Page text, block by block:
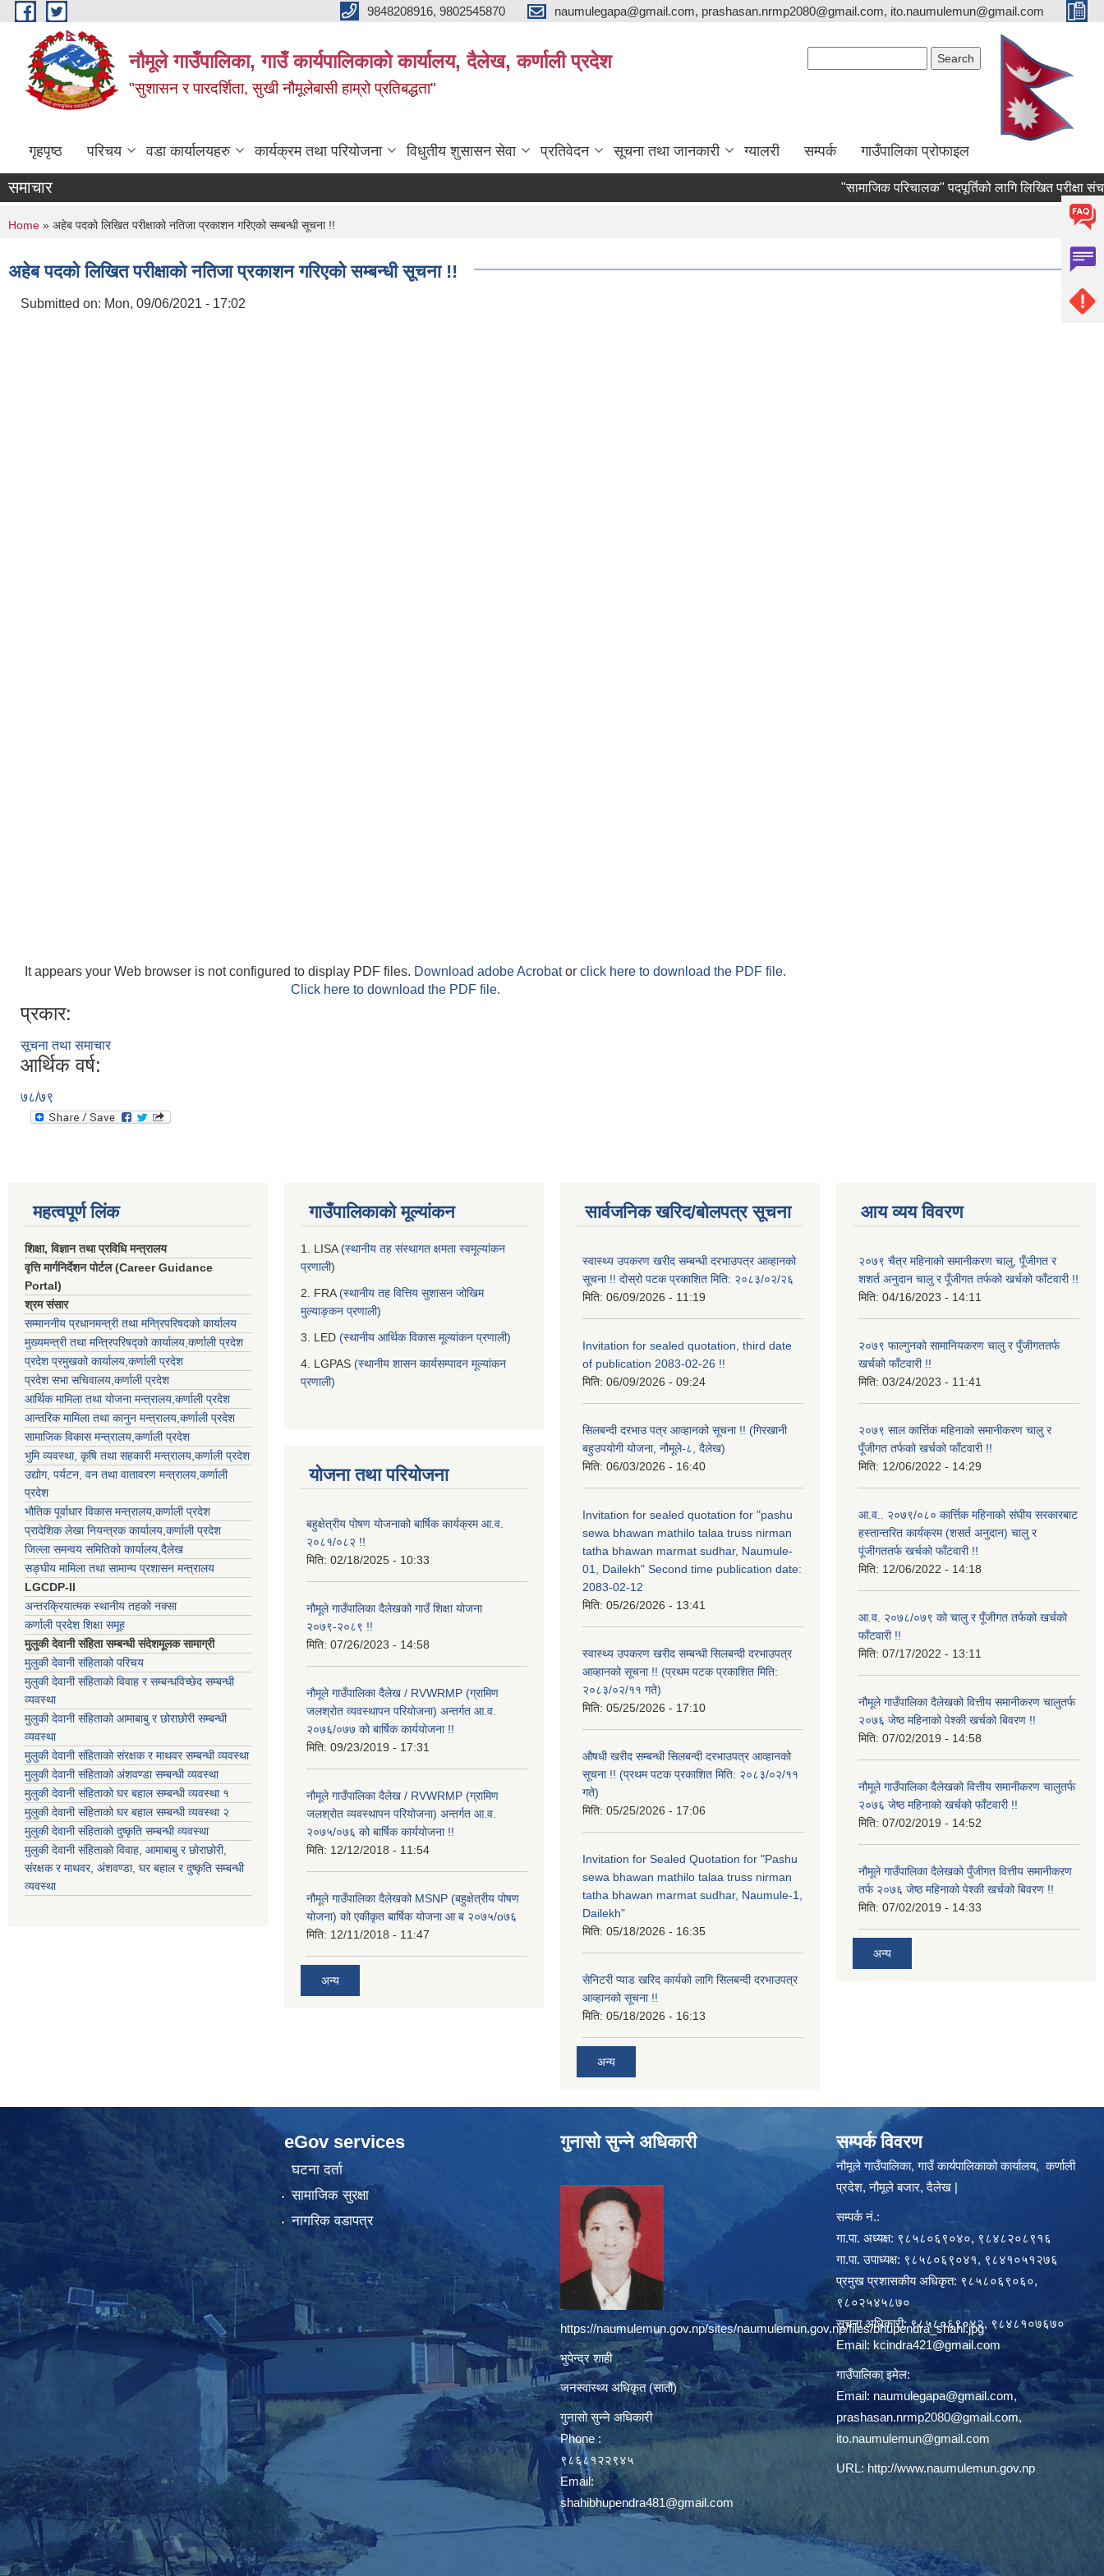
Skip to main content 9848208916, 9802545870 naumulegapa@gmail.com, prashasan.nrmp2080@gmail.com, ito.naumulemun@gmail.com
नौमूले गाउँपालिका, गाउँ कार्यपालिकाको कार्यालय, दैलेख, कर्णाली प्रदेश
"सुशासन र पारदर्शिता, सुखी नौमूलेबासी हाम्रो प्रतिबद्धता"
गृहपृष्ठ परिचय वडा कार्यालयहरु कार्यक्रम तथा परियोजना विधुतीय शुसासन सेवा प्रतिवेदन सूचना तथा जानकारी ग्यालरी सम्पर्क गाउँपालिका प्रोफाइल
समाचार "सामाजिक परिचालक" पदपूर्तिको लागि लिखित परीक्षा संचालन
You are here
Home » अहेब पदको लिखित परीक्षाको नतिजा प्रकाशन गरिएको सम्बन्धी सूचना !!
अहेब पदको लिखित परीक्षाको नतिजा प्रकाशन गरिएको सम्बन्धी सूचना !!
Submitted on: Mon, 09/06/2021 - 17:02
It appears your Web browser is not configured to display PDF files. Download adobe Acrobator click here to download the PDF file.
Click here to download the PDF file.
प्रकार:
सूचना तथा समाचार
आर्थिक वर्ष:
७८/७९
महत्वपूर्ण लिंक
शिक्षा, विज्ञान तथा प्रविधि मन्त्रालय
वृत्ति मार्गनिर्देशन पोर्टल (Career Guidance
Portal)
श्रम संसार
सम्माननीय प्रधानमन्त्री तथा मन्त्रिपरिषद‌को कार्यालय
मुख्यमन्त्री तथा मन्त्रिपरिषद्को कार्यालय,कर्णाली प्रदेश
प्रदेश प्रमुखको कार्यालय,कर्णाली प्रदेश
प्रदेश सभा सचिवालय,कर्णाली प्रदेश
आर्थिक मामिला तथा योजना मन्त्रालय,कर्णाली प्रदेश
आन्तरिक मामिला तथा कानुन मन्त्रालय,कर्णाली प्रदेश
सामाजिक विकास मन्त्रालय,कर्णाली प्रदेश
भुमि व्यवस्था, कृषि तथा सहकारी मन्त्रालय,कर्णाली प्रदेश
उद्योग, पर्यटन, वन तथा वातावरण मन्त्रालय,कर्णाली
प्रदेश
भौतिक पूर्वाधार विकास मन्त्रालय,कर्णाली प्रदेश
प्रादेशिक लेखा नियन्त्रक कार्यालय,कर्णाली प्रदेश
जिल्ला समन्वय समितिको कार्यालय,दैलेख
सङ्घीय मामिला तथा सामान्य प्रशासन मन्त्रालय
LGCDP-II
अन्तरक्रियात्मक स्थानीय तहको नक्सा
कर्णाली प्रदेश शिक्षा समूह
मुलुकी देवानी संहिता सम्बन्धी संदेशमूलक सामाग्री
मुलुकी देवानी संहिताको परिचय
मुलुकी देवानी संहिताको विवाह र सम्बन्धविच्छेद सम्बन्धी
व्यवस्था
मुलुकी देवानी संहिताको आमाबाबु र छोराछोरी सम्बन्धी
व्यवस्था
मुलुकी देवानी संहिताको संरक्षक र माथवर सम्बन्धी व्यवस्था
मुलुकी देवानी संहिताको अंशवण्डा सम्बन्धी व्यवस्था
मुलुकी देवानी संहिताको घर बहाल सम्बन्धी व्यवस्था १
मुलुकी देवानी संहिताको घर बहाल सम्बन्धी व्यवस्था २
मुलुकी देवानी संहिताको दुष्कृति सम्बन्धी व्यवस्था
मुलुकी देवानी संहिताको विवाह, आमाबाबु र छोराछोरी,
संरक्षक र माथवर, अंशवण्डा, घर बहाल र दुष्कृति सम्बन्धी
व्यवस्था
गाउँपालिकाको मूल्यांकन
1. LISA (स्थानीय तह संस्थागत क्षमता स्वमूल्यांकन
प्रणाली)
2. FRA (स्थानीय तह वित्तिय सुशासन जोखिम
मुल्याङ्कन प्रणाली)
3. LED (स्थानीय आर्थिक विकास मूल्यांकन प्रणाली)
4. LGPAS (स्थानीय शासन कार्यसम्पादन मूल्यांकन
प्रणाली)
योजना तथा परियोजना
बहुक्षेत्रीय पोषण योजनाको बार्षिक कार्यक्रम आ.व.
२०८१/०८२ !!
मिति: 02/18/2025 - 10:33
नौमूले गाउँपालिका दैलेखको गाउँ शिक्षा योजना
२०७९-२०८९ !!
मिति: 07/26/2023 - 14:58
नौमूले गाउँपालिका दैलेख / RVWRMP (ग्रामिण
जलश्रोत व्यवस्थापन परियोजना) अन्तर्गत आ.व.
२०७६/०७७ को बार्षिक कार्ययोजना !!
मिति: 09/23/2019 - 17:31
नौमूले गाउँपालिका दैलेख / RVWRMP (ग्रामिण
जलश्रोत व्यवस्थापन परियोजना) अन्तर्गत आ.व.
२०७५/०७६ को बार्षिक कार्ययोजना !!
मिति: 12/12/2018 - 11:54
नौमूले गाउँपालिका दैलेखको MSNP (बहुक्षेत्रीय पोषण
योजना) को एकीकृत बार्षिक योजना आ ब २०७५/o७६
मिति: 12/11/2018 - 11:47
अन्य
सार्वजनिक खरिद/बोलपत्र सूचना
स्वास्थ्य उपकरण खरीद सम्बन्धी दरभाउपत्र आव्हानको
सूचना !! दोस्रो पटक प्रकाशित मिति: २०८३/०२/२६
मिति: 06/09/2026 - 11:19
Invitation for sealed quotation, third date
of publication 2083-02-26 !!
मिति: 06/09/2026 - 09:24
सिलबन्दी दरभाउ पत्र आव्हानको सूचना !! (गिरखानी
बहुउपयोगी योजना, नौमूले-८, दैलेख)
मिति: 06/03/2026 - 16:40
Invitation for sealed quotation for "pashu
sewa bhawan mathilo talaa truss nirman
tatha bhawan marmat sudhar, Naumule-
01, Dailekh" Second time publication date:
2083-02-12
मिति: 05/26/2026 - 13:41
स्वास्थ्य उपकरण खरीद सम्बन्धी सिलबन्दी दरभाउपत्र
आव्हानको सूचना !! (प्रथम पटक प्रकाशित मिति:
२०८३/०२/११ गते)
मिति: 05/25/2026 - 17:10
औषधी खरीद सम्बन्धी सिलबन्दी दरभाउपत्र आव्हानको
सूचना !! (प्रथम पटक प्रकाशित मिति: २०८३/०२/११
गते)
मिति: 05/25/2026 - 17:06
Invitation for Sealed Quotation for "Pashu
sewa bhawan mathilo talaa truss nirman
tatha bhawan marmat sudhar, Naumule-1,
Dailekh"
मिति: 05/18/2026 - 16:35
सेनिटरी प्याड खरिद कार्यको लागि सिलबन्दी दरभाउपत्र
आव्हानको सूचना !!
मिति: 05/18/2026 - 16:13
अन्य
आय व्यय विवरण
२०७९ चैत्र महिनाको समानीकरण चालु, पूँजीगत र
शशर्त अनुदान चालु र पूँजीगत तर्फको खर्चको फाँटवारी !!
मिति: 04/16/2023 - 14:11
२०७९ फाल्गुनको सामानियकरण चालु र पुँजीगततर्फ
खर्चको फाँटवारी !!
मिति: 03/24/2023 - 11:41
२०७९ साल कार्त्तिक महिनाको समानीकरण चालु र
पूँजीगत तर्फको खर्चको फाँटवारी !!
मिति: 12/06/2022 - 14:29
आ.व.. २०७९/०८० कार्त्तिक महिनाको संघीय सरकारबाट
हस्तान्तरित कार्यक्रम (शसर्त अनुदान) चालु र
पूंजीगततर्फ खर्चको फाँटवारी !!
मिति: 12/06/2022 - 14:18
आ.व. २०७८/०७९ को चालु र पूँजीगत तर्फको खर्चको
फाँटवारी !!
मिति: 07/17/2022 - 13:11
नौमूले गाउँपालिका दैलेखको वित्तीय समानीकरण चालुतर्फ
२०७६ जेष्ठ महिनाको पेश्की खर्चको बिवरण !!
मिति: 07/02/2019 - 14:58
नौमूले गाउँपालिका दैलेखको वित्तीय समानीकरण चालुतर्फ
२०७६ जेष्ठ महिनाको खर्चको फाँटवारी !!
मिति: 07/02/2019 - 14:52
नौमूले गाउँपालिका दैलेखको पुँजीगत वित्तीय समानीकरण
तर्फ २०७६ जेष्ठ महिनाको पेश्की खर्चको बिवरण !!
मिति: 07/02/2019 - 14:33
अन्य
eGov services
घटना दर्ता
सामाजिक सुरक्षा
नागरिक वडापत्र
गुनासो सुन्ने अधिकारी
https://naumulemun.gov.np/sites/naumulemun.gov.np/files/bhupendra_shahi.jpg
भुपेन्द्र शाही
जनस्वास्थ्य अधिकृत (सातौं)
गुनासो सुन्ने अधिकारी
Phone :
९८६८१२२९४५
Email:
shahibhupendra481@gmail.com
सम्पर्क विवरण
नौमूले गाउँपालिका, गाउँ कार्यपालिकाको कार्यालय, कर्णाली
प्रदेश, नौमूले बजार, दैलेख |
सम्पर्क नं.:
गा.पा. अध्यक्ष: ९८५८०६९०४०, ९८४८२०८९१६
गा.पा. उपाध्यक्ष: ९८५८०६९०४१, ९८४१०५१२७६
प्रमुख प्रशासकीय अधिकृत: ९८५८०६९०६०,
९८०२५४५८७०
सूचना अधिकारी: ९८५८०६९०४२, ९८४८१०७६७०
Email:kcindra421@gmail.com
गाउँपालिका इमेल:
Email: naumulegapa@gmail.com,
prashasan.nrmp2080@gmail.com,
ito.naumulemun@gmail.com
URL:http://www.naumulemun.gov.np